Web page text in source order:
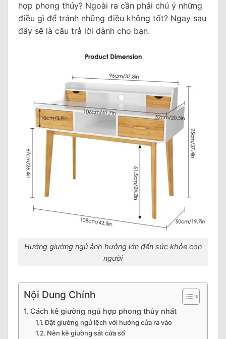
hợp phong thủy? Ngoài ra cần phải chú ý những
điều gì để tránh những điều không tốt? Ngay sau
đây sẽ là câu trả lời dành cho bạn.
Hướng giường ngủ ảnh hưởng lớn đến sức khỏe con
người
Nội Dung Chính
Cách kê giường ngủ hợp phong thủy nhất
Đặt giường ngủ lệch với hướng cửa ra vào
Nên kê giường sát cửa sổ